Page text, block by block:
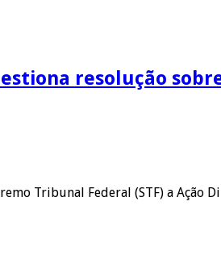
resolução
Tribunal Federal (STF) a